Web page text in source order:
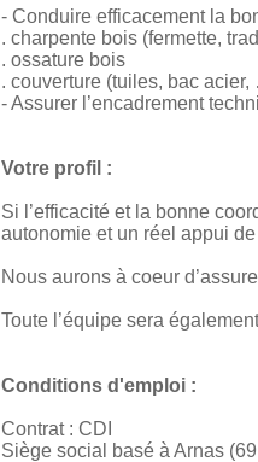
- Conduire efficacement la
. charpente bois (fermette,
. ossature bois
. couverture (tuiles, bac
- Assurer l’encadrement
Votre profil :
Si l’efficacité et la bonne
autonomie et un réel appui
Nous aurons à coeur
Toute l’équipe sera
Conditions d'emploi :
Contrat : CDI
Siège social basé à Arnas